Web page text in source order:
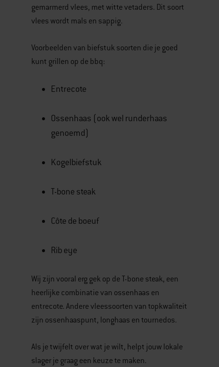
gemarmerd vlees, met witte vetaders. Dit soort
vlees wordt mals en sappig.
Voorbeelden van biefstuk soorten die je goed
kunt grillen op de bbq:
Entrecote
Ossenhaas (ook wel runderhaas
genoemd)
Kogelbiefstuk
T-bone steak
Côte de boeuf
Rib eye
Wij zijn vooral erg gek op de T-bone steak, een
heerlijke combinatie van ossenhaas en
entrecote. Andere vleessoorten van topkwaliteit
zijn ossenhaaspunt, longhaas en tournedos.
Als je twijfelt over wat je wilt, helpt jouw lokale
slager je graag een keuze te maken.